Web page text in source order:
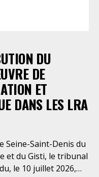
DU
DE
ET
LES LRA
Seine-Saint-Denis du
et du Gisti, le tribunal
le 10 juillet 2026,